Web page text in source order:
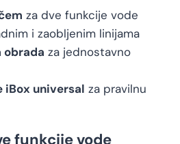
za dve funkcije vode
i zaobljenim linijama
obrada za jednostavno
iBox universal za pravilnu
funkcije vode